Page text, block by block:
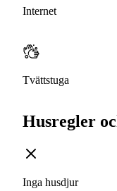
Internet
Tvättstuga
Husregler
Inga husdjur